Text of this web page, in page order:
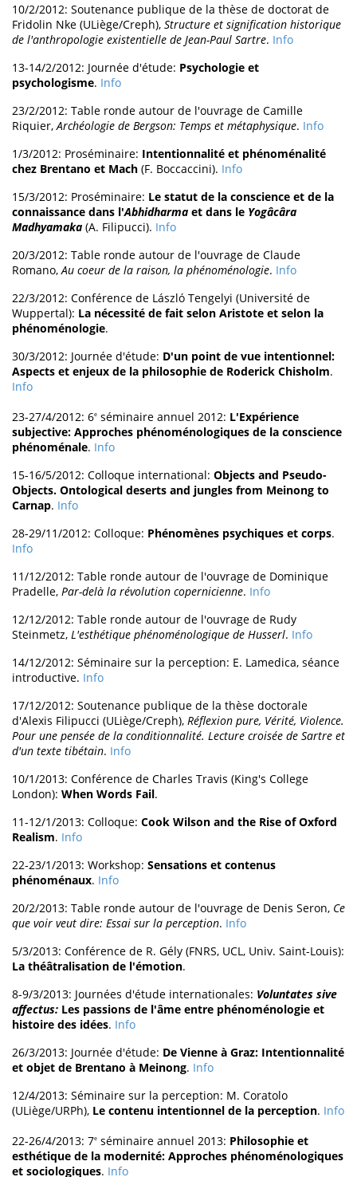
10/2/2012: Soutenance publique de la thèse de doctorat de
Fridolin Nke (ULiège/Creph), Structure et signification historique
de l'anthropologie existentielle de Jean-Paul Sartre. Info
13-14/2/2012: Journée d'étude: Psychologie et
psychologisme. Info
23/2/2012: Table ronde autour de l'ouvrage de Camille
Riquier,Archéologie de Bergson: Temps et métaphysique. Info
1/3/2012: Proséminaire: Intentionnalité et phénoménalité
chez Brentano et Mach (F. Boccaccini). Info
15/3/2012: Proséminaire: Le statut de la conscience et de la
connaissance dans l'Abhidharma et dans le Yogâcâra
Madhyamaka (A. Filipucci). Info
20/3/2012: Table ronde autour de l'ouvrage de Claude
Romano,Au coeur de la raison, la phénoménologie. Info
22/3/2012: Conférence de László Tengelyi (Université de
Wuppertal): La nécessité de fait selon Aristote et selon la
phénoménologie.
30/3/2012: Journée d'étude: D'un point de vue intentionnel:
Aspects et enjeux de la philosophie de Roderick Chisholm.
Info
23-27/4/2012: 6e séminaire annuel 2012: L'Expérience
subjective: Approches phénoménologiques de la conscience
phénoménale. Info
15-16/5/2012: Colloque international: Objects and Pseudo-
Objects. Ontological deserts and jungles from Meinong to
Carnap. Info
28-29/11/2012: Colloque: Phénomènes psychiques et corps.
Info
11/12/2012: Table ronde autour de l'ouvrage de Dominique
Pradelle, Par-delà la révolution copernicienne. Info
12/12/2012: Table ronde autour de l'ouvrage de Rudy
Steinmetz, L'esthétique phénoménologique de Husserl. Info
14/12/2012: Séminaire sur la perception: E. Lamedica, séance
introductive. Info
17/12/2012: Soutenance publique de la thèse doctorale
d'Alexis Filipucci (ULiège/Creph), Réflexion pure, Vérité, Violence.
Pour une pensée de la conditionnalité. Lecture croisée de Sartre et
d'un texte tibétain. Info
10/1/2013: Conférence de Charles Travis (King's College
London): When Words Fail.
11-12/1/2013: Colloque: Cook Wilson and the Rise of Oxford
Realism. Info
22-23/1/2013: Workshop: Sensations et contenus
phénoménaux. Info
20/2/2013: Table ronde autour de l'ouvrage de Denis Seron, Ce
que voir veut dire: Essai sur la perception. Info
5/3/2013: Conférence de R. Gély (FNRS, UCL, Univ. Saint-Louis):
La théâtralisation de l'émotion.
8-9/3/2013: Journées d'étude internationales: Voluntates sive
affectus: Les passions de l'âme entre phénoménologie et
histoire des idées. Info
26/3/2013: Journée d'étude: De Vienne à Graz: Intentionnalité
et objet de Brentano à Meinong. Info
12/4/2013: Séminaire sur la perception: M. Coratolo
(ULiège/URPh), Le contenu intentionnel de la perception. Info
22-26/4/2013: 7e séminaire annuel 2013: Philosophie et
esthétique de la modernité: Approches phénoménologiques
et sociologiques. Info